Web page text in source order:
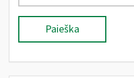
Paieška